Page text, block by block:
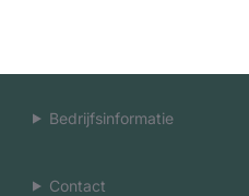
Bedrijfsinformatie
Contact